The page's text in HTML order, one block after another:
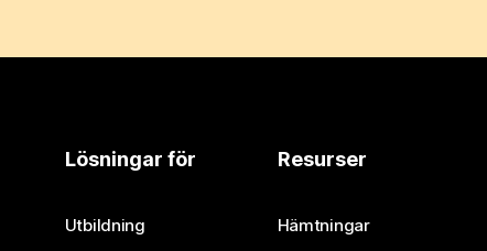
Lösningar för
Utbildning
Resurser
Hämtningar